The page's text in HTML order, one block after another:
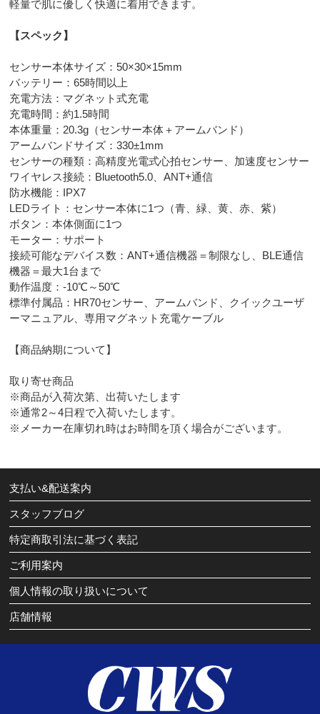
軽量で肌に優しく快適に着用できます。
【スペック】
センサー本体サイズ：50×30×15mm
バッテリー：65時間以上
充電方法：マグネット式充電
充電時間：約1.5時間
本体重量：20.3g（センサー本体＋アームバンド）
アームバンドサイズ：330±1mm
センサーの種類：高精度光電式心拍センサー、加速度センサー
ワイヤレス接続：Bluetooth5.0、ANT+通信
防水機能：IPX7
LEDライト：センサー本体に1つ（青、緑、黄、赤、紫）
ボタン：本体側面に1つ
モーター：サポート
接続可能なデバイス数：ANT+通信機器＝制限なし、BLE通信
機器＝最大1台まで
動作温度：-10℃～50℃
標準付属品：HR70センサー、アームバンド、クイックユーザ
ーマニュアル、専用マグネット充電ケーブル
【商品納期について】
取り寄せ商品
※商品が入荷次第、出荷いたします
※通常2～4日程で入荷いたします。
※メーカー在庫切れ時はお時間を頂く場合がございます。
支払い&配送案内
スタッフブログ
特定商取引法に基づく表記
ご利用案内
個人情報の取り扱いについて
店舗情報